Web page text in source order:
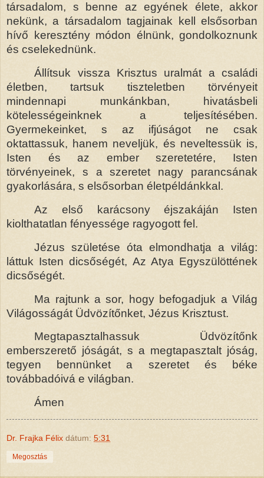
társadalom, s benne az egyének élete, akkor
nekünk, a társadalom tagjainak kell elsősorban
hívő keresztény módon élnünk, gondolkoznunk
és cselekednünk.
Állítsuk vissza Krisztus uralmát a családi
életben, tartsuk tiszteletben törvényeit
mindennapi munkánkban, hivatásbeli
kötelességeinknek a teljesítésében.
Gyermekeinket, s az ifjúságot ne csak
oktattassuk, hanem neveljük, és neveltessük is,
Isten és az ember szeretetére, Isten
törvényeinek, s a szeretet nagy parancsának
gyakorlására, s elsősorban életpéldánkkal.
Az első karácsony éjszakáján Isten
kiolthatatlan fényessége ragyogott fel.
Jézus születése óta elmondhatja a világ:
láttuk Isten dicsőségét, Az Atya Egyszülöttének
dicsőségét.
Ma rajtunk a sor, hogy befogadjuk a Világ
Világosságát Üdvözítőnket, Jézus Krisztust.
Megtapasztalhassuk Üdvözítőnk
emberszerető jóságát, s a megtapasztalt jóság,
tegyen bennünket a szeretet és béke
továbbadóivá e világban.
Ámen
Dr. Frajka Félix dátum: 5:31
Megosztás